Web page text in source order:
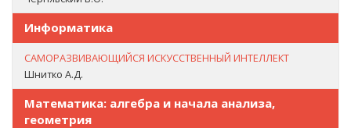
Информатика
САМОРАЗВИВАЮЩИЙСЯ ИСКУССТВЕННЫЙ ИНТЕЛЛЕКТ
Шнитко А.Д.
Математика: алгебра и начала анализа,
геометрия